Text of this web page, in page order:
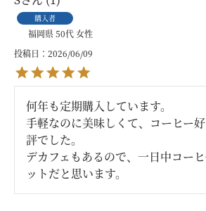
購入者
福岡県50代女性
投稿日
2026/06/09
何年も定期購入しています。
手軽なのに美味しくて、コーヒー
評でした。
デカフェもあるので、一日中コー
ットだと思います。